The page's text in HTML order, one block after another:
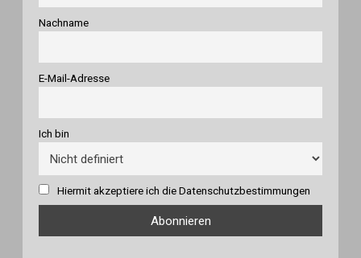
Nachname
E-Mail-Adresse
Ich bin
Hiermit akzeptiere ich die Datenschutzbestimmungen